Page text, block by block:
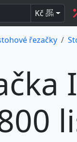
Kč BEZ
DPH
řezačky